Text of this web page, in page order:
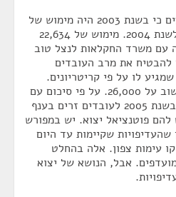
בתחום החקלאות אנחנו יודעים כי בשנת 2003 היה מימוש של
28,000, מכסה של 26,000 לשנת 2004. מימוש של 22,634
עם משרד החקלאות לנצל טוב
להבטיח את מרב העובדים
לו על פי קריטריונים.
בשנת 2005 המכסה עומדת שוב על 26,000. על פי סיכום עם
שר החקלאות תינתן עדיפות בשנת 2005 לעובדים זרים בענף
פוטנציאל יצוא. יש במפורש
שקיימות עד היום
עימות צפון. אלה בהחלט
אבל, הנושא של יצוא